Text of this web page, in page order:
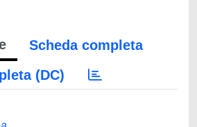
Scheda completa
(DC)